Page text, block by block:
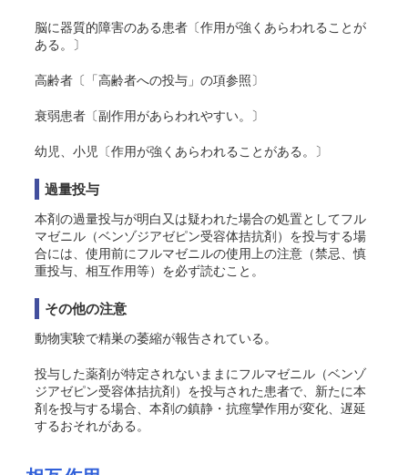
脳に器質的障害のある患者〔作用が強くあらわれることが
ある。〕
高齢者〔「高齢者への投与」の項参照〕
衰弱患者〔副作用があらわれやすい。〕
幼児、小児〔作用が強くあらわれることがある。〕
過量投与
本剤の過量投与が明白又は疑われた場合の処置としてフル
マゼニル（ベンゾジアゼピン受容体拮抗剤）を投与する場
合には、使用前にフルマゼニルの使用上の注意（禁忌、慎
重投与、相互作用等）を必ず読むこと。
その他の注意
動物実験で精巣の萎縮が報告されている。
投与した薬剤が特定されないままにフルマゼニル（ベンゾ
ジアゼピン受容体拮抗剤）を投与された患者で、新たに本
剤を投与する場合、本剤の鎮静・抗痙攣作用が変化、遅延
するおそれがある。